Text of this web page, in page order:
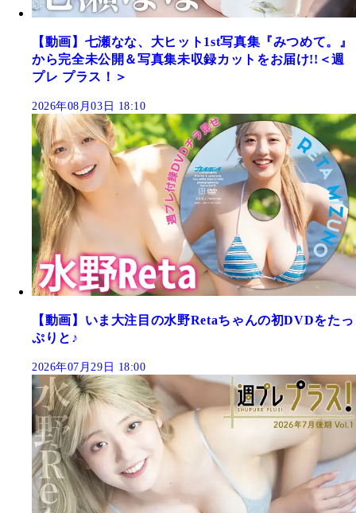
【動画】七瀬なな、大ヒット1st写真集『みつめて。』
から完全未公開＆写真集未収録カットをお届け!!＜週
プレ プラス！＞
2026年08月03日 18:10
【動画】いま大注目の水野Retaちゃんの初DVDをたっ
ぷりと♪
2026年07月29日 18:00